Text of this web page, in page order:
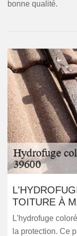
bonne qualité.
TOITURE À
L'hydrofuge
la protection. Ce